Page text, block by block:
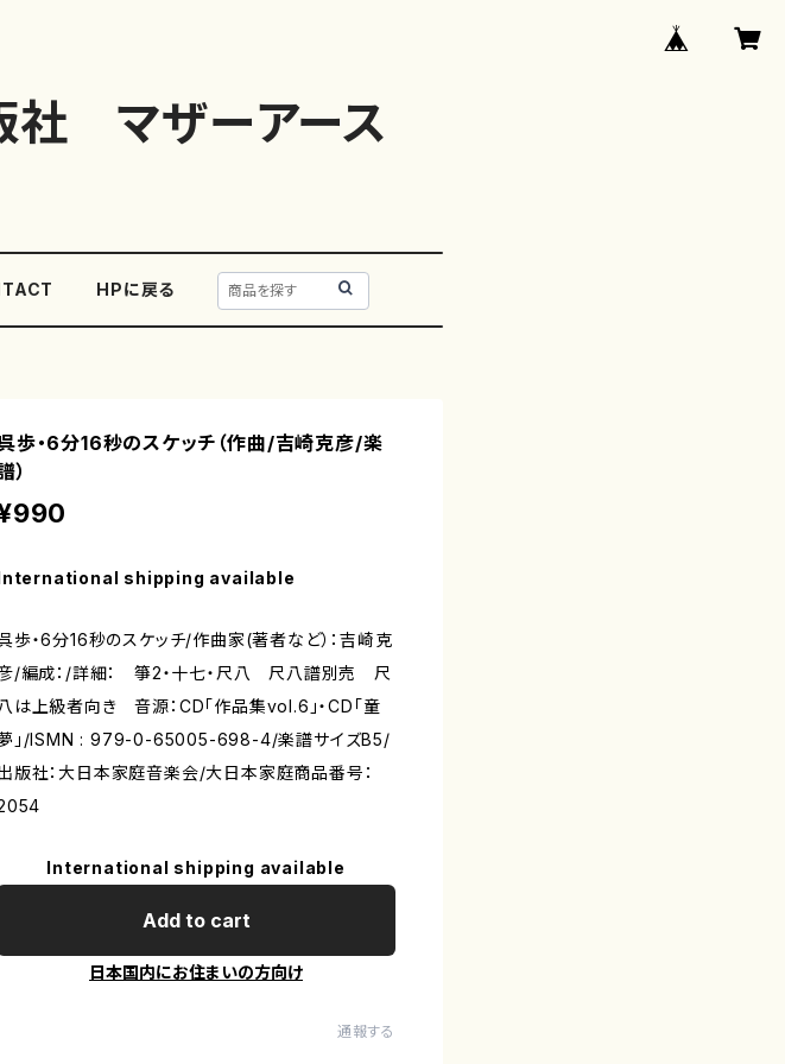
社 マザーアース
HPに戻る
歩・6分16秒のスケッチ（作曲/吉崎克彦/楽
）
shipping available
歩・6分16秒のスケッチ/作曲家(著者など）：吉崎克
/編成：/詳細： 箏2・十七・尺八 尺八譜別売 尺
八は上級者向き 音源：CD「作品集vol.6」・CD「童
」/ISMN : 979-0-65005-698-4/楽譜サイズB5/
版社：大日本家庭音楽会/大日本家庭商品番号：
International shipping available
Add to cart
日本国内にお住まいの方向け
通報する